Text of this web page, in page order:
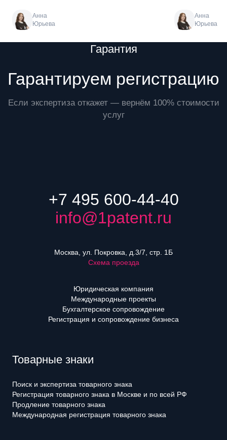
Анна
Юрьева
Анна
Юрьева
Гарантия
Гарантируем регистрацию
Если экспертиза откажет — вернём 100% стоимости
услуг
+7 495 600-44-40
info@1patent.ru
Москва, ул. Покровка, д.3/7, стр. 1Б
Схема проезда
Юридическая компания
Международные проекты
Бухгалтерское сопровождение
Регистрация и сопровождение бизнеса
Товарные знаки
Поиск и экспертиза товарного знака
Регистрация товарного знака в Москве и по всей РФ
Продление товарного знака
Международная регистрация товарного знака